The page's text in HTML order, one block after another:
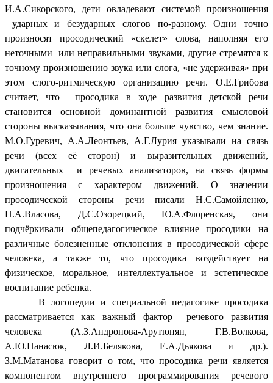
И.А.Сикорского, дети овладевают системой произношения
ударных и безударных слогов по-разному. Одни точно
произносят просодический «скелет» слова, наполняя его
неточными или неправильными звуками, другие стремятся к
точному произношению звука или слога, «не удерживая» при
этом слого-ритмическую организацию речи. О.Е.Грибова
считает, что просодика в ходе развития детской речи
становится основной доминантной развития смысловой
стороны высказывания, что она больше чувство, чем знание.
М.О.Гуревич, А.А.Леонтьев, А.Г.Лурия указывали на связь
речи (всех её сторон) и выразительных движений,
двигательных и речевых анализаторов, на связь формы
произношения с характером движений. О значении
просодической стороны речи писали Н.С.Самойленко,
Н.А.Власова, Д.С.Озорецкий, Ю.А.Флоренская, они
подчёркивали общепедагогическое влияние просодики на
различные болезненные отклонения в просодической сфере
человека, а также то, что просодика воздействует на
физическое, моральное, интеллектуальное и эстетическое
воспитание ребенка.
В логопедии и специальной педагогике просодика
рассматривается как важный фактор речевого развития
человека (А.З.Андронова-Арутюнян, Г.В.Волкова,
А.Ю.Панасюк, Л.И.Белякова, Е.А.Дьякова и др.).
З.М.Матанова говорит о том, что просодика речи является
компонентом внутреннего программирования речевого